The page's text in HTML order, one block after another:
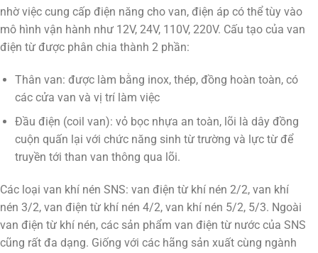
nhờ việc cung cấp điện năng cho van, điện áp có thể tùy vào
mô hình vận hành như 12V, 24V, 110V, 220V. Cấu tạo của van
điện từ được phân chia thành 2 phần:
Thân van: được làm bằng inox, thép, đồng hoàn toàn, có
các cửa van và vị trí làm việc
Đầu điện (coil van): vỏ bọc nhựa an toàn, lõi là dây đồng
cuộn quấn lại với chức năng sinh từ trường và lực từ để
truyền tới than van thông qua lõi.
Các loại van khí nén SNS: van điện từ khí nén 2/2, van khí
nén 3/2, van điện từ khí nén 4/2, van khí nén 5/2, 5/3. Ngoài
van điện từ khí nén, các sản phẩm van điện từ nước của SNS
cũng rất đa dạng. Giống với các hãng sản xuất cùng ngành